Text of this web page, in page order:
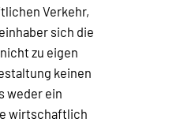
Verkehr,
sich die
zu eigen
keinen
weder ein
wirtschaftlich